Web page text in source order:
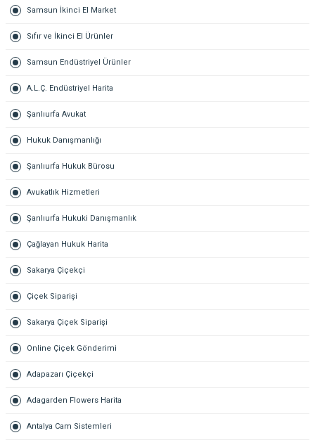
Samsun İkinci El Market
Sıfır ve İkinci El Ürünler
Samsun Endüstriyel Ürünler
A.L.Ç. Endüstriyel Harita
Şanlıurfa Avukat
Hukuk Danışmanlığı
Şanlıurfa Hukuk Bürosu
Avukatlık Hizmetleri
Şanlıurfa Hukuki Danışmanlık
Çağlayan Hukuk Harita
Sakarya Çiçekçi
Çiçek Siparişi
Sakarya Çiçek Siparişi
Online Çiçek Gönderimi
Adapazarı Çiçekçi
Adagarden Flowers Harita
Antalya Cam Sistemleri